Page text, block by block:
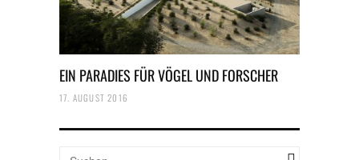
EIN PARADIES FÜR VÖGEL UND FORSCHER
17. AUGUST 2016